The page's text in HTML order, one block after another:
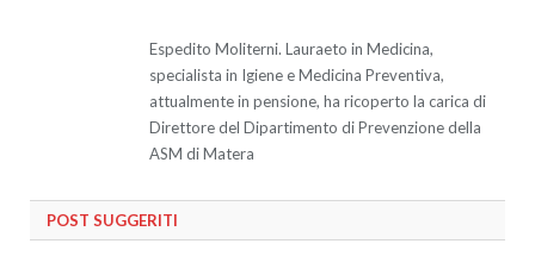
Espedito Moliterni. Lauraeto in Medicina,
specialista in Igiene e Medicina Preventiva,
attualmente in pensione, ha ricoperto la carica di
Direttore del Dipartimento di Prevenzione della
ASM di Matera
POST SUGGERITI